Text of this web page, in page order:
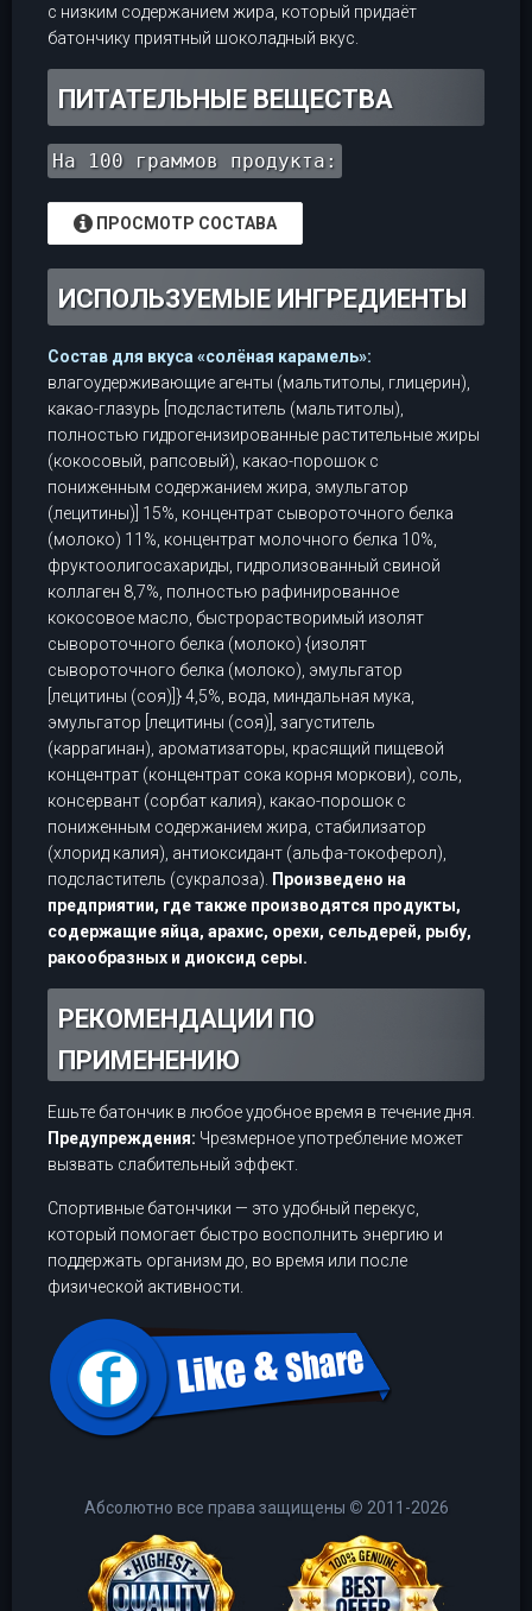
с низким содержанием жира, который придаёт
батончику приятный шоколадный вкус.
ПИТАТЕЛЬНЫЕ ВЕЩЕСТВА
На 100 граммов продукта:
ПРОСМОТР СОСТАВА
ИСПОЛЬЗУЕМЫЕ ИНГРЕДИЕНТЫ
Состав для вкуса «солёная карамель»:
влагоудерживающие агенты (мальтитолы, глицерин),
какао-глазурь [подсластитель (мальтитолы),
полностью гидрогенизированные растительные жиры
(кокосовый, рапсовый), какао-порошок с
пониженным содержанием жира, эмульгатор
(лецитины)] 15%, концентрат сывороточного белка
(молоко) 11%, концентрат молочного белка 10%,
фруктоолигосахариды, гидролизованный свиной
коллаген 8,7%, полностью рафинированное
кокосовое масло, быстрорастворимый изолят
сывороточного белка (молоко) {изолят
сывороточного белка (молоко), эмульгатор
[лецитины (соя)]} 4,5%, вода, миндальная мука,
эмульгатор [лецитины (соя)], загуститель
(каррагинан), ароматизаторы, красящий пищевой
концентрат (концентрат сока корня моркови), соль,
консервант (сорбат калия), какао-порошок с
пониженным содержанием жира, стабилизатор
(хлорид калия), антиоксидант (альфа-токоферол),
подсластитель (сукралоза). Произведено на
предприятии, где также производятся продукты,
содержащие яйца, арахис, орехи, сельдерей, рыбу,
ракообразных и диоксид серы.
РЕКОМЕНДАЦИИ ПО
ПРИМЕНЕНИЮ
Ешьте батончик в любое удобное время в течение дня.
Предупреждения: Чрезмерное употребление может
вызвать слабительный эффект.
Спортивные батончики — это удобный перекус,
который помогает быстро восполнить энергию и
поддержать организм до, во время или после
физической активности.
Абсолютно все права защищены © 2011-2026